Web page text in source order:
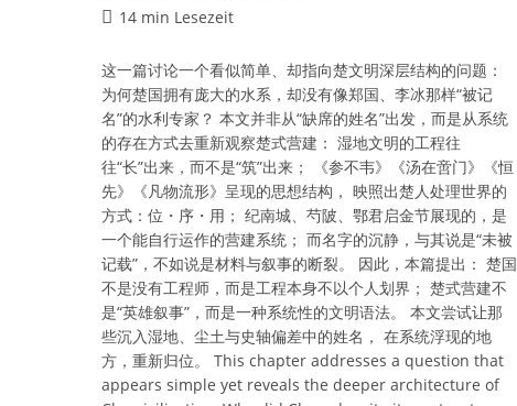
Lesedauer:
14 min Lesezeit
这一篇讨论一个看似简单、却指向楚文明深层结构的问题：
为何楚国拥有庞大的水系，却没有像郑国、李冰那样“被记
名”的水利专家？ 本文并非从“缺席的姓名”出发，而是从系统
的存在方式去重新观察楚式营建： 湿地文明的工程往
往“长”出来，而不是“筑”出来； 《参不韦》《汤在啻门》《恒
先》《凡物流形》呈现的思想结构， 映照出楚人处理世界的
方式：位・序・用； 纪南城、芍陂、鄂君启金节展现的，是
一个能自行运作的营建系统； 而名字的沉静，与其说是“未被
记载”，不如说是材料与叙事的断裂。 因此，本篇提出： 楚国
不是没有工程师，而是工程本身不以个人划界； 楚式营建不
是“英雄叙事”，而是一种系统性的文明语法。 本文尝试让那
些沉入湿地、尘土与史轴偏差中的姓名， 在系统浮现的地
方，重新归位。 This chapter addresses a question that
appears simple yet reveals the deeper architecture of